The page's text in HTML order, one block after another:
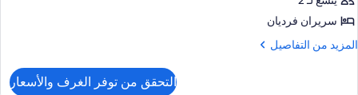
الاحتياجات
الخاصةسريران فرديان
المزيد من التفاصيل
المزيد
التحقق من توفر الغرف والأسعار